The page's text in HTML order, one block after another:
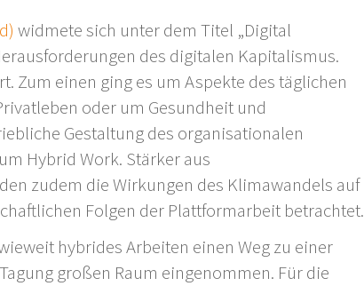
widmete sich unter dem Titel „Digital
des digitalen Kapitalismus.
Zum einen ging es um Aspekte des täglichen
oder um Gesundheit und
Gestaltung des organisationalen
Hybrid Work. Stärker aus
zudem die Wirkungen des Klimawandels auf
Folgen der Plattformarbeit betrachtet.
hybrides Arbeiten einen Weg zu einer
großen Raum eingenommen. Für die